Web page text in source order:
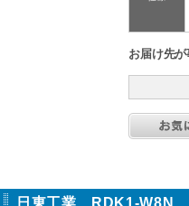
お届け先
日東工業 RDK1-W8N